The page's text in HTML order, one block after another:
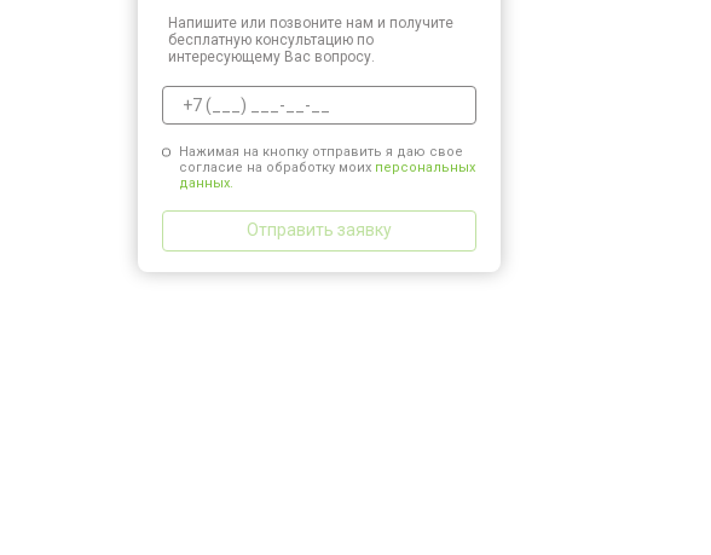
Напишите или позвоните нам и получите
бесплатную консультацию по
интересующему Вас вопросу.
Нажимая на кнопку отправить я даю свое
согласие на обработку моих персональных
данных.
Отправить заявку